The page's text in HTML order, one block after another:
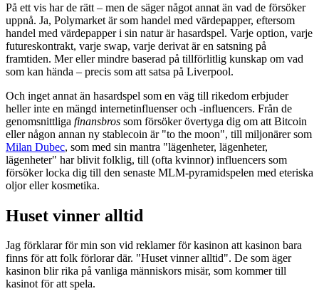
På ett vis har de rätt – men de säger något annat än vad de försöker
uppnå. Ja, Polymarket är som handel med värdepapper, eftersom
handel med värdepapper i sin natur är hasardspel. Varje option, varje
futureskontrakt, varje swap, varje derivat är en satsning på
framtiden. Mer eller mindre baserad på tillförlitlig kunskap om vad
som kan hända – precis som att satsa på Liverpool.
Och inget annat än hasardspel som en väg till rikedom erbjuder
heller inte en mängd internetinfluenser och -influencers. Från de
genomsnittliga finansbros som försöker övertyga dig om att Bitcoin
eller någon annan ny stablecoin är "to the moon", till miljonärer som
Milan Dubec, som med sin mantra "lägenheter, lägenheter,
lägenheter" har blivit folklig, till (ofta kvinnor) influencers som
försöker locka dig till den senaste MLM-pyramidspelen med eteriska
oljor eller kosmetika.
Huset vinner alltid
Jag förklarar för min son vid reklamer för kasinon att kasinon bara
finns för att folk förlorar där. "Huset vinner alltid". De som äger
kasinon blir rika på vanliga människors misär, som kommer till
kasinot för att spela.